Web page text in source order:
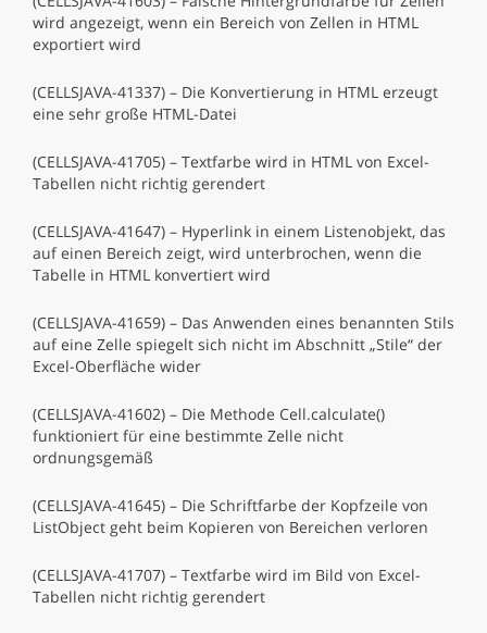
wird angezeigt, wenn ein Bereich von Zellen in HTML
exportiert wird
(CELLSJAVA-41337) – Die Konvertierung in HTML erzeugt
eine sehr große HTML-Datei
(CELLSJAVA-41705) – Textfarbe wird in HTML von Excel-
Tabellen nicht richtig gerendert
(CELLSJAVA-41647) – Hyperlink in einem Listenobjekt, das
auf einen Bereich zeigt, wird unterbrochen, wenn die
Tabelle in HTML konvertiert wird
(CELLSJAVA-41659) – Das Anwenden eines benannten Stils
auf eine Zelle spiegelt sich nicht im Abschnitt „Stile“ der
Excel-Oberfläche wider
(CELLSJAVA-41602) – Die Methode Cell.calculate()
funktioniert für eine bestimmte Zelle nicht
ordnungsgemäß
(CELLSJAVA-41645) – Die Schriftfarbe der Kopfzeile von
ListObject geht beim Kopieren von Bereichen verloren
(CELLSJAVA-41707) – Textfarbe wird im Bild von Excel-
Tabellen nicht richtig gerendert